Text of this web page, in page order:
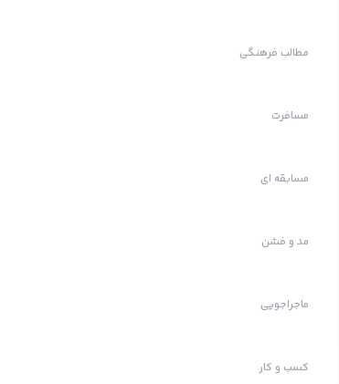
مطالب فرهنگی
مسافرت
مسابقه ای
مد و فشن
ماجراجویی
کسب و کار